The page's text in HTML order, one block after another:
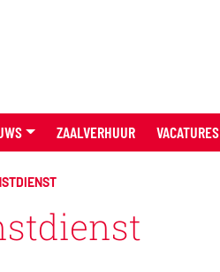
ZAALVERHUUR VACATURES